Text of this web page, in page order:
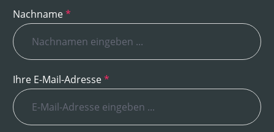
Nachname*
Ihre E-Mail-Adresse*